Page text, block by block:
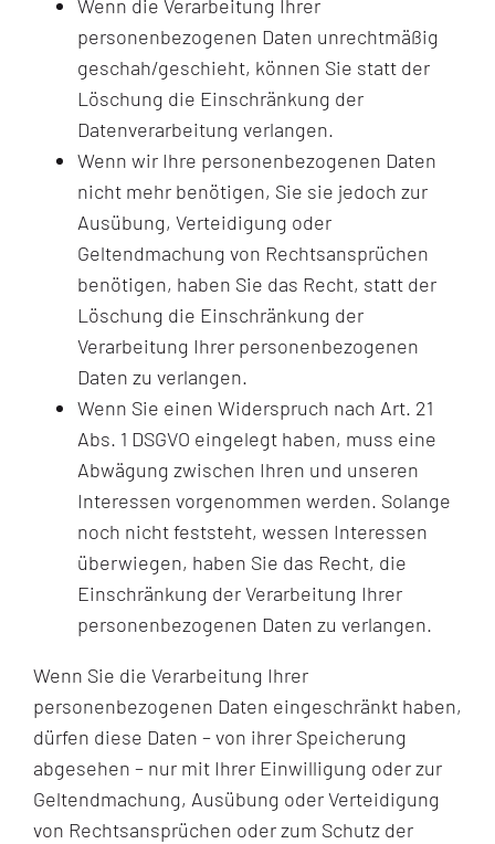
Wenn die Verarbeitung Ihrer
personenbezogenen Daten unrechtmäßig
geschah/geschieht, können Sie statt der
Löschung die Einschränkung der
Datenverarbeitung verlangen.
Wenn wir Ihre personenbezogenen Daten
nicht mehr benötigen, Sie sie jedoch zur
Ausübung, Verteidigung oder
Geltendmachung von Rechtsansprüchen
benötigen, haben Sie das Recht, statt der
Löschung die Einschränkung der
Verarbeitung Ihrer personenbezogenen
Daten zu verlangen.
Wenn Sie einen Widerspruch nach Art. 21
Abs. 1 DSGVO eingelegt haben, muss eine
Abwägung zwischen Ihren und unseren
Interessen vorgenommen werden. Solange
noch nicht feststeht, wessen Interessen
überwiegen, haben Sie das Recht, die
Einschränkung der Verarbeitung Ihrer
personenbezogenen Daten zu verlangen.
Wenn Sie die Verarbeitung Ihrer
personenbezogenen Daten eingeschränkt haben,
dürfen diese Daten – von ihrer Speicherung
abgesehen – nur mit Ihrer Einwilligung oder zur
Geltendmachung, Ausübung oder Verteidigung
von Rechtsansprüchen oder zum Schutz der